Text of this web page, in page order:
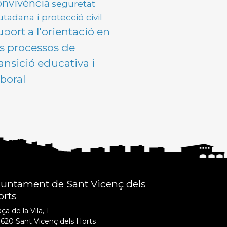
seguretat
i protecció civil
a l'orientació en
processos de
educativa i
de Sant Vicenç dels
de la Vila, 1
Sant Vicenç dels Horts